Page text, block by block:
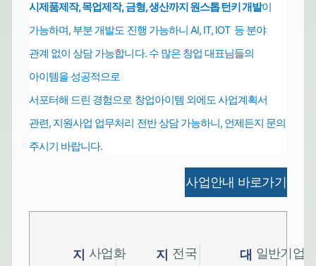
시제품제작, 목업제작, 금형, 생산까지 원스톱턴키 개발이
가능하며, 부분 개발도 진행 가능하니 AI, IT, IOT 등 분야
관계 없이 상담 가능합니다. 수 많은 창업 대표님들의
아이템을 성공적으로
서포터해 드린 경험으로 창업아이템 외에도사업계획서
관련, 지원사업 업무처리 전반상담 가능하니, 언제든지 문의
주시기 바랍니다.
사업안내 바로가기
지 사업화
지 전국
대 일반기업